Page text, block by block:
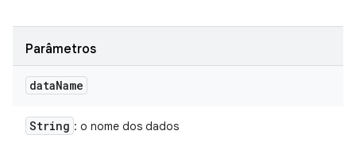
Parâmetros
dataName
String : o nome dos dados